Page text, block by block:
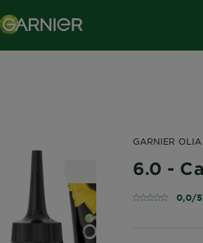
GARNIER OLIA
6.0 -
0,0/5